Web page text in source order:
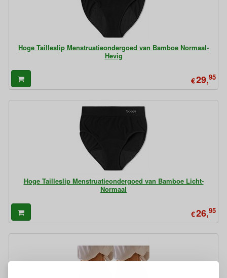
Hoge Tailleslip Menstruatieondergoed van Bamboe Normaal-
Hevig
€29,95
Hoge Tailleslip Menstruatieondergoed van Bamboe Licht-
Normaal
€26,95